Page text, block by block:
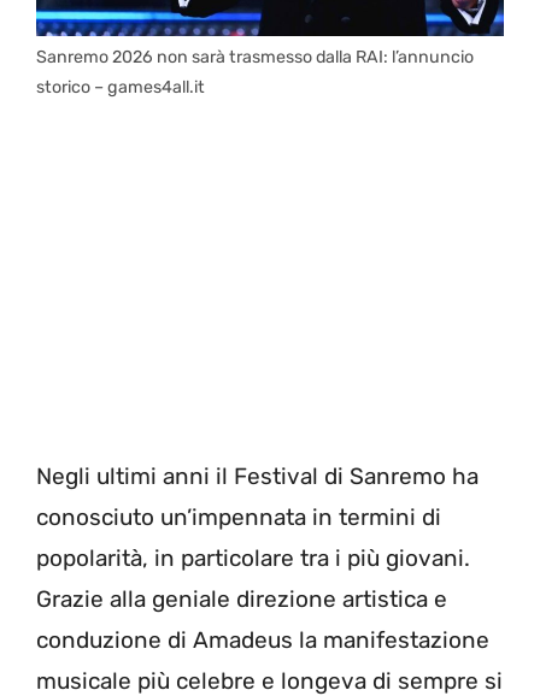
Sanremo 2026 non sarà trasmesso dalla RAI: l’annuncio
storico – games4all.it
Negli ultimi anni il Festival di Sanremo ha
conosciuto un’impennata in termini di
popolarità, in particolare tra i più giovani.
Grazie alla geniale direzione artistica e
conduzione di Amadeus la manifestazione
musicale più celebre e longeva di sempre si